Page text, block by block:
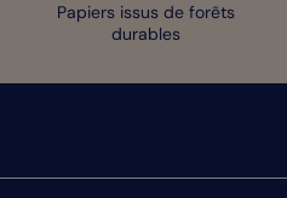
Papiers issus de forêts
durables